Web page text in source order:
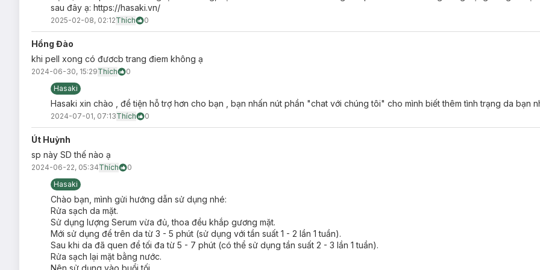
Đậy nắp kín sau khi sử dụng.
Thông số sản phẩm:
Dung tích: 20ml
Thương hiệu:So'Natural
Xuất xứ thương hiệu:
Sản xuất tại:Hàn Quốc.
sau đây ạ: https://hasaki.vn/
2025-02-08, 02:12Thích 0
Hồng Đào
khi pell xong có đươcb trang điem không ạ
2024-06-30, 15:29Thích
0
Hasaki
Hasaki xin chào , để tiện hỗ trợ hơn cho bạn , bạn nhấn nút phần "chat với chúng tôi" cho mình biết thêm tình trạng da bạn
2024-07-01, 07:13Thích 0
Út Huỳnh
sp này SD thế nào ạ
2024-06-22, 05:34Thích
0
Hasaki
Chào bạn, mình gửi hướng dẫn sử dụng nhé:
Rửa sạch da mặt.
Sử dụng lượng Serum vừa đủ, thoa đều khắp gương mặt.
Mới sử dụng để trên da từ 3 - 5 phút (sử dụng với tần suất 1 - 2 lần 1 tuần).
Sau khi da đã quen để tối đa từ 5 - 7 phút (có thể sử dụng tần suất 2 - 3 lần 1 tuần).
Rửa sạch lại mặt bằng nước.
Nên sử dụng vào buổi tối.